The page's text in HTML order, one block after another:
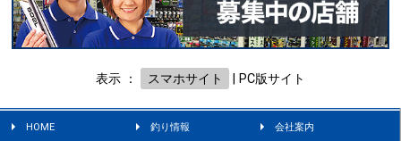
表示 ： スマホサイト PC版サイト
HOME 釣り情報
会社案内